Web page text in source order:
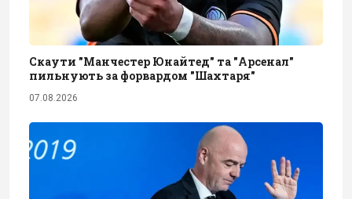
Скаути "Манчестер Юнайтед" та "Арсенал"
пильнують за форвардом "Шахтаря"
07.08.2026